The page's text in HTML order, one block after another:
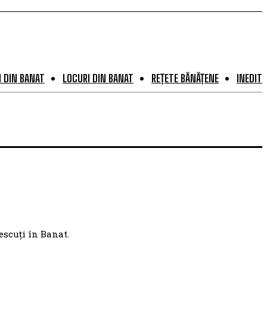
DIN BANAT LOCURI DIN BANAT REȚETE BĂNĂȚENE INEDIT
în Banat.